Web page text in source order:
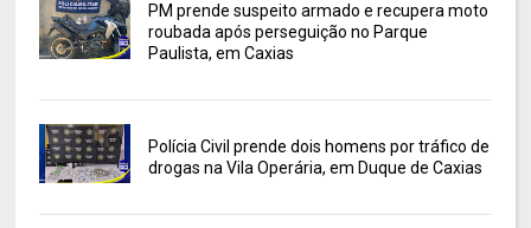
PM prende suspeito armado e recupera moto
roubada após perseguição no Parque
Paulista, em Caxias
Polícia Civil prende dois homens por tráfico de
drogas na Vila Operária, em Duque de Caxias